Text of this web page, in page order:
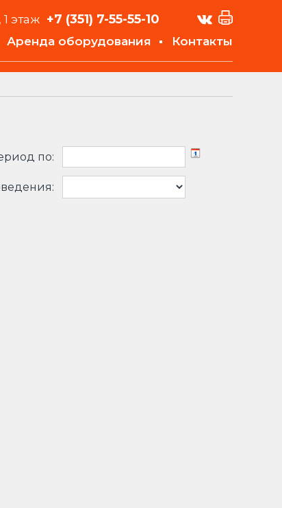
1 этаж +7 (351) 7-55-55-10
Аренда оборудования Контакты
по: